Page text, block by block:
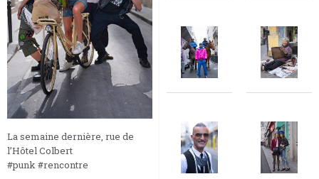
La semaine dernière, rue de
l’Hôtel Colbert
#punk #rencontre